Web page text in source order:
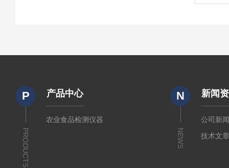
P
PRODUCTS
产品中心
农业食品检测仪器
N
NEWS
新闻
公司新
技术文